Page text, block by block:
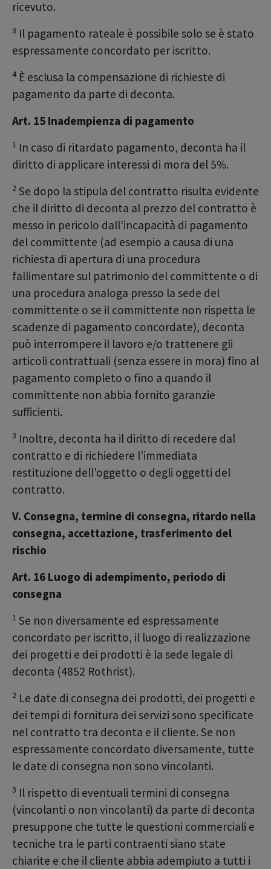
ricevuto.
3 Il pagamento rateale è possibile solo se è stato
espressamente concordato per iscritto.
4È esclusa la compensazione di richieste di
pagamento da parte di deconta.
Art. 15 Inadempienza di pagamento
1 In caso di ritardato pagamento, deconta ha il
diritto di applicare interessi di mora del 5%.
2 Se dopo la stipula del contratto risulta evidente
che il diritto di deconta al prezzo del contratto è
messo in pericolo dall'incapacità di pagamento
del committente (ad esempio a causa di una
richiesta di apertura di una procedura
fallimentare sul patrimonio del committente o di
una procedura analoga presso la sede del
committente o se il committente non rispetta le
scadenze di pagamento concordate), deconta
può interrompere il lavoro e/o trattenere gli
articoli contrattuali (senza essere in mora) fino al
pagamento completo o fino a quando il
committente non abbia fornito garanzie
sufficienti.
3 Inoltre, deconta ha il diritto di recedere dal
contratto e di richiedere l'immediata
restituzione dell'oggetto o degli oggetti del
contratto.
V. Consegna, termine di consegna, ritardo nella
consegna, accettazione, trasferimento del
rischio
Art. 16 Luogo di adempimento, periodo di
consegna
1 Se non diversamente ed espressamente
concordato per iscritto, il luogo di realizzazione
dei progetti e dei prodotti è la sede legale di
deconta (4852 Rothrist).
2 Le date di consegna dei prodotti, dei progetti e
dei tempi di fornitura dei servizi sono specificate
nel contratto tra deconta e il cliente. Se non
espressamente concordato diversamente, tutte
le date di consegna non sono vincolanti.
3 Il rispetto di eventuali termini di consegna
(vincolanti o non vincolanti) da parte di deconta
presuppone che tutte le questioni commerciali e
tecniche tra le parti contraenti siano state
chiarite e che il cliente abbia adempiuto a tutti i